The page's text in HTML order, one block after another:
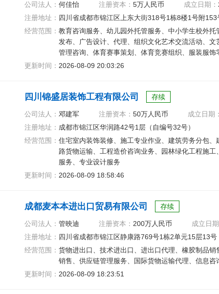
公司法人： 何佳怡 注册资本： 5万人民币 成立日期：
注册地址： 四川省成都市锦江区上东大街318号1栋8楼1号附
经营范围： 教育咨询服务、幼儿园外托管服务、中小学生校外
发布、广告设计、代理、组织文化艺术交流活动、
管理咨询、体育赛事策划、体育竞赛组织、服装服饰
更新时间： 2026-08-09 20:03:26
四川锦盛居装饰工程有限公司 存续
公司法人： 邓建军 注册资本： 50万人民币
成立日期
注册地址： 成都市锦江区华润路42号1层（自编号32号）
经营范围： 住宅室内装饰装修、施工专业作业、建筑劳务分包
路货物运输、工程造价咨询业务、园林绿化工程施
服务、专业设计服务
更新时间： 2026-08-09 18:58:46
成都麦本本进出口贸易有限公司 存续
公司法人： 管映迪 注册资本： 200万人民币
成立日
注册地址： 四川省成都市锦江区静康路769号1栋2单元15层13号
经营范围： 货物进出口、技术进出口、进出口代理、橡胶制品
销售、供应链管理服务、国际货物运输代理、信息咨
更新时间： 2026-08-09 18:23:51